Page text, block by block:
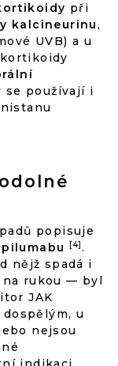
při
kalcineurinu,
UVB) a u
se používají i
popisuje
[4].
nějž spadá i
rukou — byl
JAK
u
nejsou